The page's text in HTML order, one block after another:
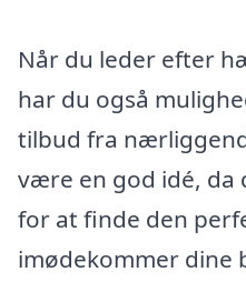
Når du leder efter
har du også
tilbud fra
være en god idé, da
for at finde den
imødekommer dine